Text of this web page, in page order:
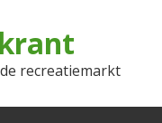
recreatiemarkt